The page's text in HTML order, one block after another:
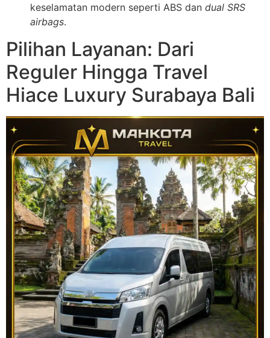
keselamatan modern seperti ABS dan dual SRS
airbags.
Pilihan Layanan: Dari
Reguler Hingga Travel
Hiace Luxury Surabaya Bali